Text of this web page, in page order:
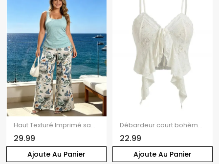
Ajoute Au Panier
Haut Texturé Imprimé sans Manches à Col Carré et Pantalon à Taille Elastique
29.99
Ajoute Au Panier
Débardeur court bohème en dentelle florale ajourée, à volants et bretelles spaghetti nouées
22.99